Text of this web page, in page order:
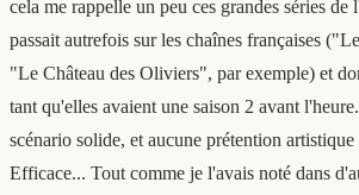
cela me rappelle un peu ces grandes séries de
passait autrefois sur les chaînes françaises
"Le Château des Oliviers", par exemple) et
tant qu'elles avaient une saison 2 avant
scénario solide, et aucune prétention
Efficace... Tout comme je l'avais noté dans